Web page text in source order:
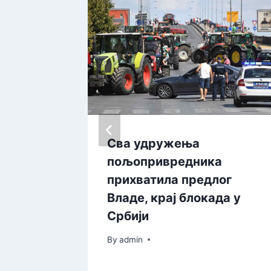
Сва удружења
пољопривредника
прихватила предлог
Владе, крај блокада у
Србији
By admin